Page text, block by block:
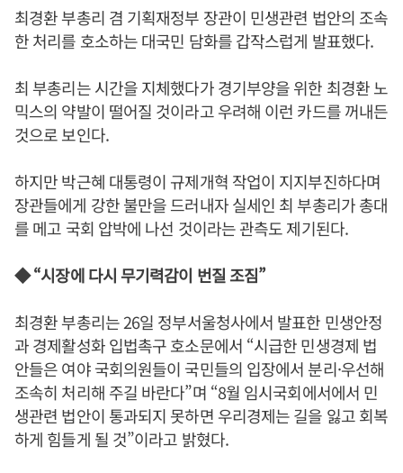
최경환 부총리 겸 기획재정부 장관이 민생관련 법안의 조속
한 처리를 호소하는 대국민 담화를 갑작스럽게 발표했다.
최 부총리는 시간을 지체했다가 경기부양을 위한 최경환 노
믹스의 약발이 떨어질 것이라고 우려해 이런 카드를 꺼내든
것으로 보인다.
하지만 박근혜 대통령이 규제개혁 작업이 지지부진하다며
장관들에게 강한 불만을 드러내자 실세인 최 부총리가 총대
를 메고 국회 압박에 나선 것이라는 관측도 제기된다.
◆ “시장에 다시 무기력감이 번질 조짐”
최경환 부총리는 26일 정부서울청사에서 발표한 민생안정
과 경제활성화 입법촉구 호소문에서 “시급한 민생경제 법
안들은 여야 국회의원들이 국민들의 입장에서 분리·우선해
조속히 처리해 주길 바란다”며 “8월 임시국회에서에서 민
생관련 법안이 통과되지 못하면 우리경제는 길을 잃고 회복
하게 힘들게 될 것”이라고 밝혔다.